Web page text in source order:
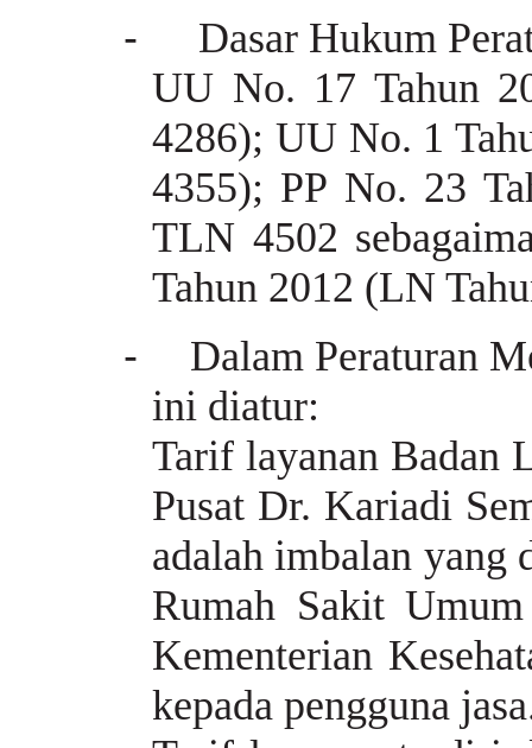
-
Dasar Hukum
UU No. 17 Tahun
4286); UU No. 1
4355); PP No. 23
TLN 4502
Tahun 2012 (LN
-
Dalam Peraturan
ini diatur:
Tarif layanan Badan
Pusat Dr. Kariadi
adalah imbalan yang
Rumah Sakit
Kementerian
kepada pengguna